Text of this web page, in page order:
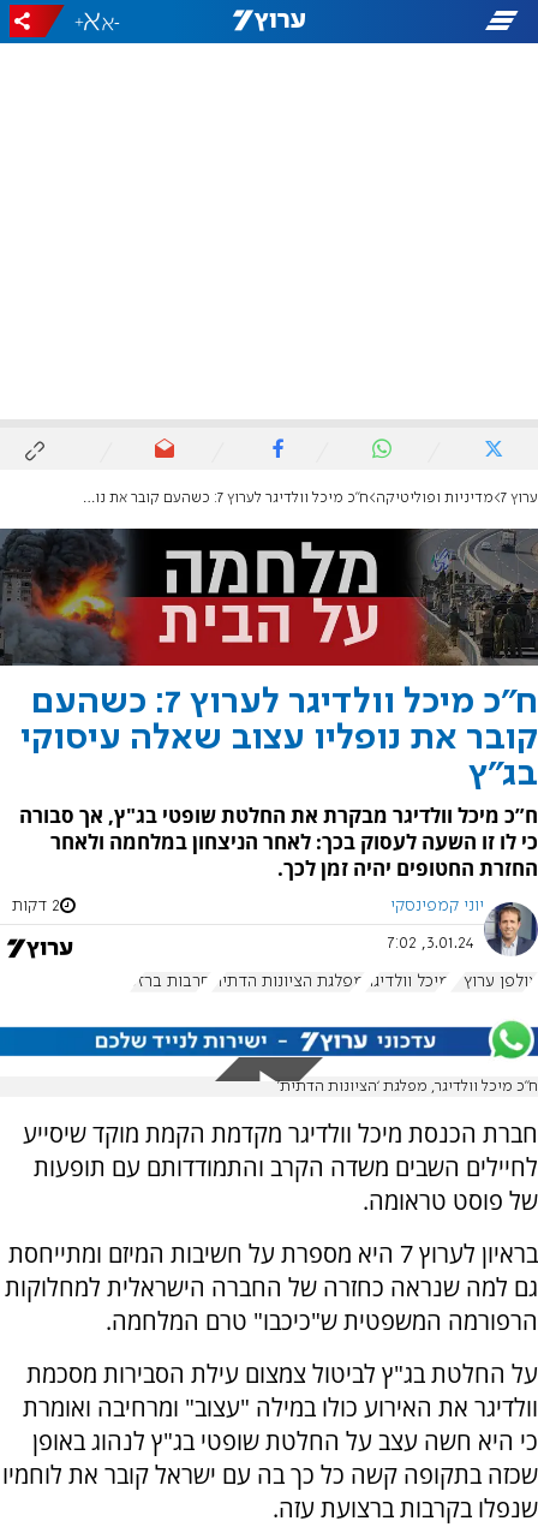
-
+
ערוץ 7 מדיניות ופוליטיקה ח"כ מיכל וולדיגר לערוץ 7: כשהעם קובר את נופליו עצוב שאלה עיסוקי בג"ץ
ח"כ מיכל וולדיגר לערוץ 7: כשהעם
קובר את נופליו עצוב שאלה עיסוקי
בג"ץ
ח”כ מיכל וולדיגר מבקרת את החלטת שופטי בג"ץ, אך סבורה
כי לו זו השעה לעסוק בכך: לאחר הניצחון במלחמה ולאחר
החזרת החטופים יהיה זמן לכך.
יוני קמפינסקי 2 דקות
3.01.24, 7:02
אולפן ערוץ 7 מיכל וולדיגר מפלגת הציונות הדתית חרבות ברזל
ח”כ מיכל וולדיגר, מפלגת ‘הציונות הדתית’
חברת הכנסת מיכל וולדיגר מקדמת הקמת מוקד שיסייע
לחיילים השבים משדה הקרב והתמודדותם עם תופעות
של פוסט טראומה.
בראיון לערוץ 7 היא מספרת על חשיבות המיזם ומתייחסת
גם למה שנראה כחזרה של החברה הישראלית למחלוקות
הרפורמה המשפטית ש"כיכבו" טרם המלחמה.
על החלטת בג"ץ לביטול צמצום עילת הסבירות מסכמת
וולדיגר את האירוע כולו במילה "עצוב" ומרחיבה ואומרת
כי היא חשה עצב על החלטת שופטי בג"ץ לנהוג באופן
שכזה בתקופה קשה כל כך בה עם ישראל קובר את לוחמיו
שנפלו בקרבות ברצועת עזה.